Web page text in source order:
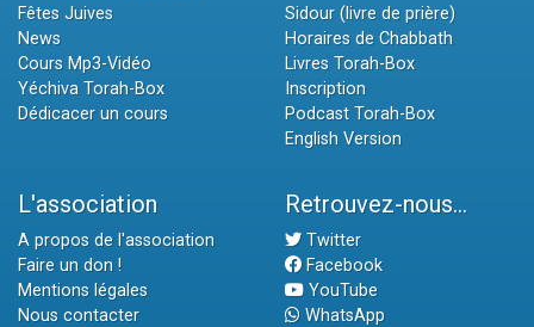
Fêtes Juives
News
Cours Mp3-Vidéo
Yéchiva Torah-Box
Dédicacer un cours
Sidour (livre de prière)
Horaires de Chabbath
Livres Torah-Box
Inscription
Podcast Torah-Box
English Version
L'association
A propos de l'association
Faire un don !
Mentions légales
Nous contacter
Retrouvez-nous...
Twitter
Facebook
YouTube
WhatsApp